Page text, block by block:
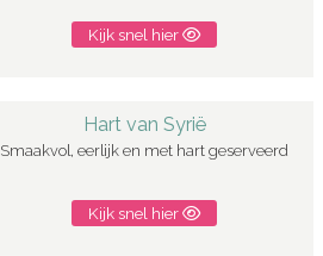
Kijk snel hier
Hart van Syrië
Smaakvol, eerlijk en met hart geserveerd
Kijk snel hier